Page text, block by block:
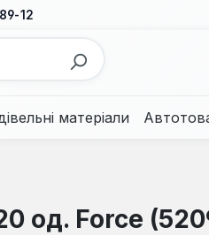
12
матеріали
од. Force